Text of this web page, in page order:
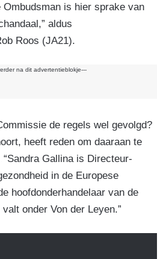
Ombudsman is hier sprake van
aldus
Roos (JA21).
na dit advertentieblokje---
de regels wel gevolgd?
heeft reden om daaraan te
Gallina is Directeur-
in de Europese
hoofdonderhandelaar van de
onder Von der Leyen.”